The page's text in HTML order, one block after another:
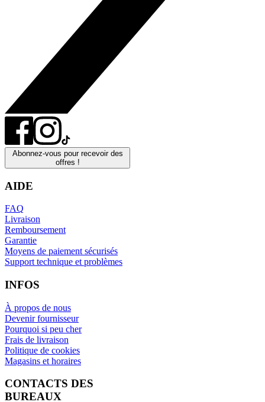
Abonnez-vous pour recevoir des
offres !
AIDE
FAQ
Livraison
Remboursement
Garantie
Moyens de paiement sécurisés
Support technique et problèmes
INFOS
À propos de nous
Devenir fournisseur
Pourquoi si peu cher
Frais de livraison
Politique de cookies
Magasins et horaires
CONTACTS DES
BUREAUX